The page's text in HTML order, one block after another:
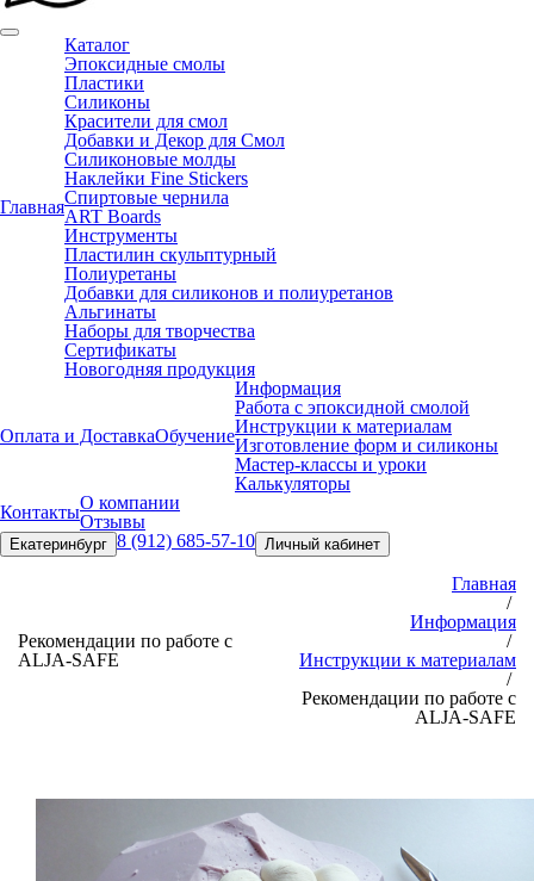
Главная
Каталог
Эпоксидные смолы
Пластики
Силиконы
Красители для смол
Добавки и Декор для Смол
Силиконовые молды
Наклейки Fine Stickers
Спиртовые чернила
ART Boards
Инструменты
Пластилин скульптурный
Полиуретаны
Добавки для силиконов и полиуретанов
Альгинаты
Наборы для творчества
Сертификаты
Новогодняя продукция
Оплата и ДоставкаОбучение
Информация
Работа с эпоксидной смолой
Инструкции к материалам
Изготовление форм и силиконы
Мастер-классы и уроки
Калькуляторы
КонтактыО компании
Отзывы
Екатеринбург 8 (912) 685-57-10 Личный кабинет
Рекомендации по работе с
ALJA-SAFE
Главная
/
Информация
/
Инструкции к материалам
/
Рекомендации по работе с
ALJA-SAFE